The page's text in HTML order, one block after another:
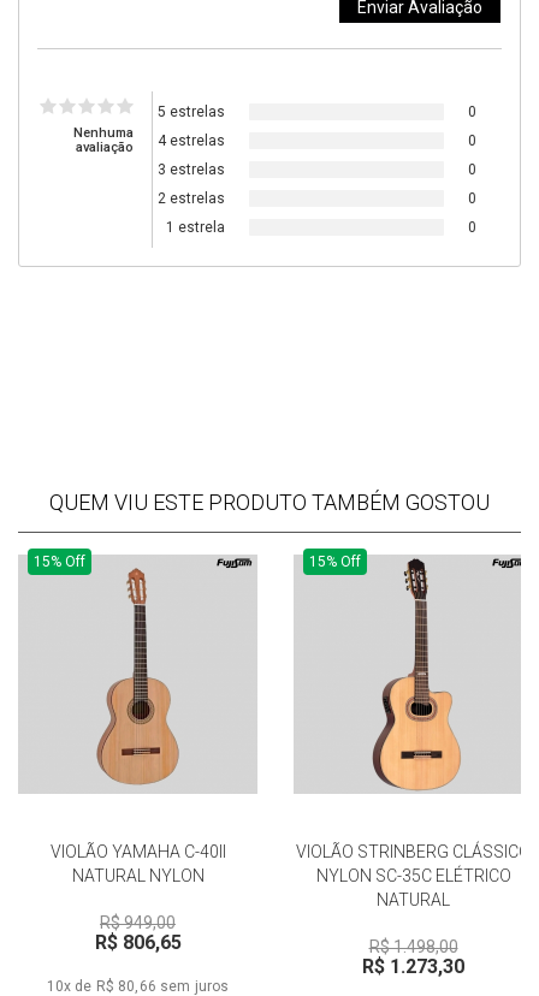
Nenhuma
avaliação
5 estrelas
0
4 estrelas
0
3 estrelas
0
2 estrelas
0
1 estrela
0
QUEM VIU ESTE PRODUTO TAMBÉM GOSTOU
15% Off
VIOLÃO YAMAHA C-40II
NATURAL NYLON
R$ 949,00
R$ 806,65
10x de R$ 80,66 sem juros
15% Off
VIOLÃO STRINBERG CLÁSSICO
NYLON SC-35C ELÉTRICO
NATURAL
R$ 1.498,00
R$ 1.273,30